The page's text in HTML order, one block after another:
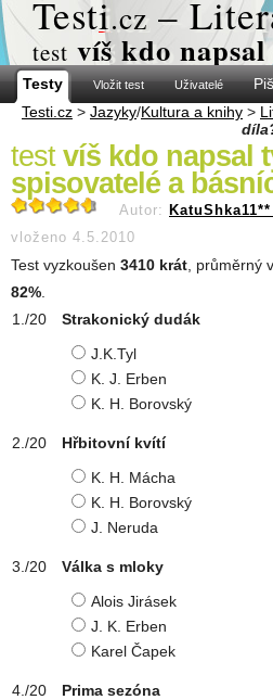
Testi.cz –
test víš kdo
Testy Vložit test Uživatelé
Testi.cz > Jazyky/Kultura a knihy >
test víš kdo napsal
spisovatelé a
Autor:
vloženo 4.5.2010
Test vyzkoušen 3410 krát , průměrný
82%
Strakonický dudák
J.K.Tyl
K. J. Erben
K. H. Borovský
Hřbitovní kvítí
K. H. Mácha
K. H. Borovský
J. Neruda
Válka s mloky
Alois Jirásek
J. K. Erben
Karel Čapek
Prima sezóna